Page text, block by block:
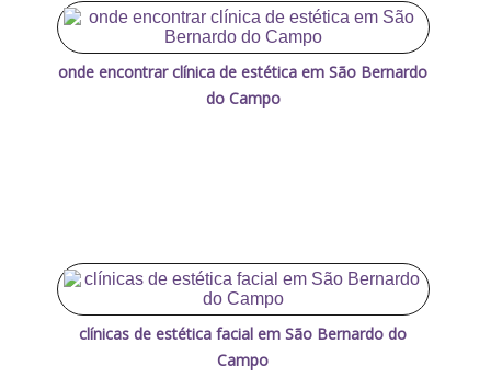
onde encontrar clínica de estética em São Bernardo
do Campo
clínicas de estética facial em São Bernardo do
Campo